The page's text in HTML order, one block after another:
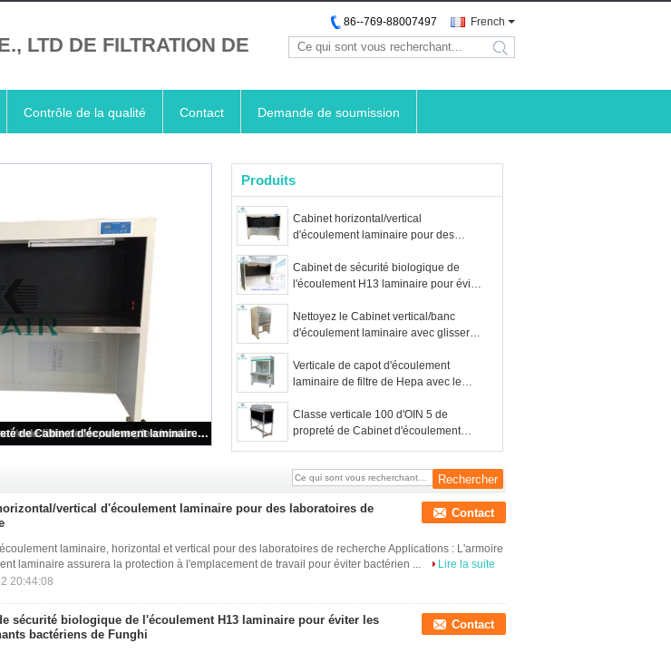
LTD DE FILTRATION DE
French
86--769-88007497
search
Contrôle de la qualité Contact Demande de soumission
Cabinet horizontal/vertical d'écoulement laminaire pour des laboratoires de recherche
Produits
Cabinet horizontal/vertical
d'écoulement laminaire pour des
Cabinet de sécurité biologique de
l'écoulement H13 laminaire pour éviter
Nettoyez le Cabinet vertical/banc
d'écoulement laminaire avec glisser
Verticale de capot d'écoulement
laminaire de filtre de Hepa avec le
Classe verticale 100 d'OIN 5 de
propreté de Cabinet d'écoulement
vertical d'écoulement laminaire pour des laboratoires de
Contact
laminaire, horizontal et vertical pour des laboratoires de recherche Applications : L'armoire
laminaire assurera la protection à l'emplacement de travail pour éviter bactérien ...
Lire la suite
20:44:08
sécurité biologique de l'écoulement H13 laminaire pour éviter les
bactériens de Funghi
Contact